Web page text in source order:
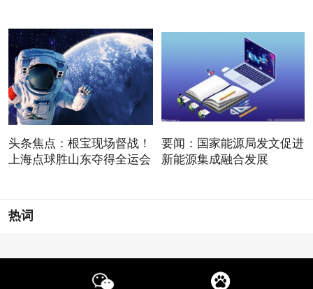
头条焦点：根宝现场督战！
上海点球胜山东夺得全运会
要闻：国家能源局发文促进
新能源集成融合发展
热词